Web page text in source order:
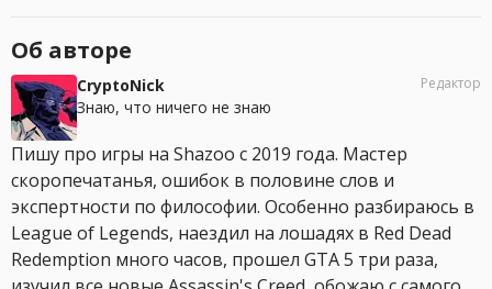
Об авторе
CryptoNick
Знаю, что ничего не знаю
Редактор
Пишу про игры на Shazoo с 2019 года. Мастер
скоропечатанья, ошибок в половине слов и
экспертности по философии. Особенно разбираюсь в
League of Legends, наездил на лошадях в Red Dead
Redemption много часов, прошел GTA 5 три раза,